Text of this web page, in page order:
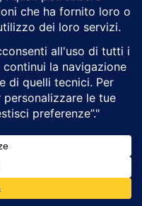
che ha aperto la
senza
costa settentrionale del
2026 la crisi migratoria più